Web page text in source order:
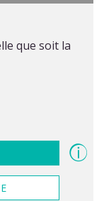
que soit la